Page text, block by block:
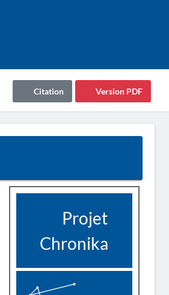
Version PDF
Citation
Projet
Chronika